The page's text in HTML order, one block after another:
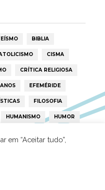
BIBLIA
CISMA
CRÍTICA RELIGIOSA
EFEMÉRIDE
FILOSOFIA
HUMANISMO HUMOR
em “Aceitar tudo”,